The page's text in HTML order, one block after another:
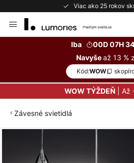
Bezplatné
to
Iba
00D 07H
Navyšeaž 13 %
Kód:WOW
WOW TÝŽDEŇ| Až
Závesné svietidlá